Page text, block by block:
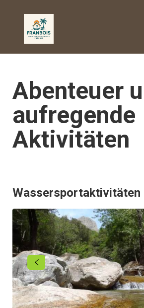
Unterkünfte
▾
Sehenswürdigkeiten
Wellness und Freizeit
Gastronomie ▾
Kontaktieren Sie uns
Abenteuer
aufregende
Aktivitäten
Wassersportaktivitäten